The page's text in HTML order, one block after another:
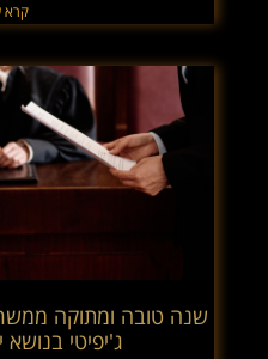
קרא
שנה טובה ומתוקה
ג'יפיטי